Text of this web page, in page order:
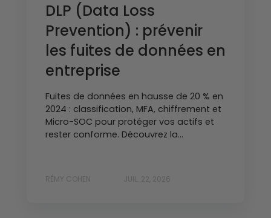
DLP (Data Loss
Prevention) : prévenir
les fuites de données en
entreprise
Fuites de données en hausse de 20 % en
2024 : classification, MFA, chiffrement et
Micro-SOC pour protéger vos actifs et
rester conforme. Découvrez la...
RÉMY COHEN JUIL. 22, 2026